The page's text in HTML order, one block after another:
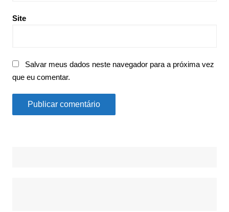
Site
Salvar meus dados neste navegador para a próxima vez
que eu comentar.